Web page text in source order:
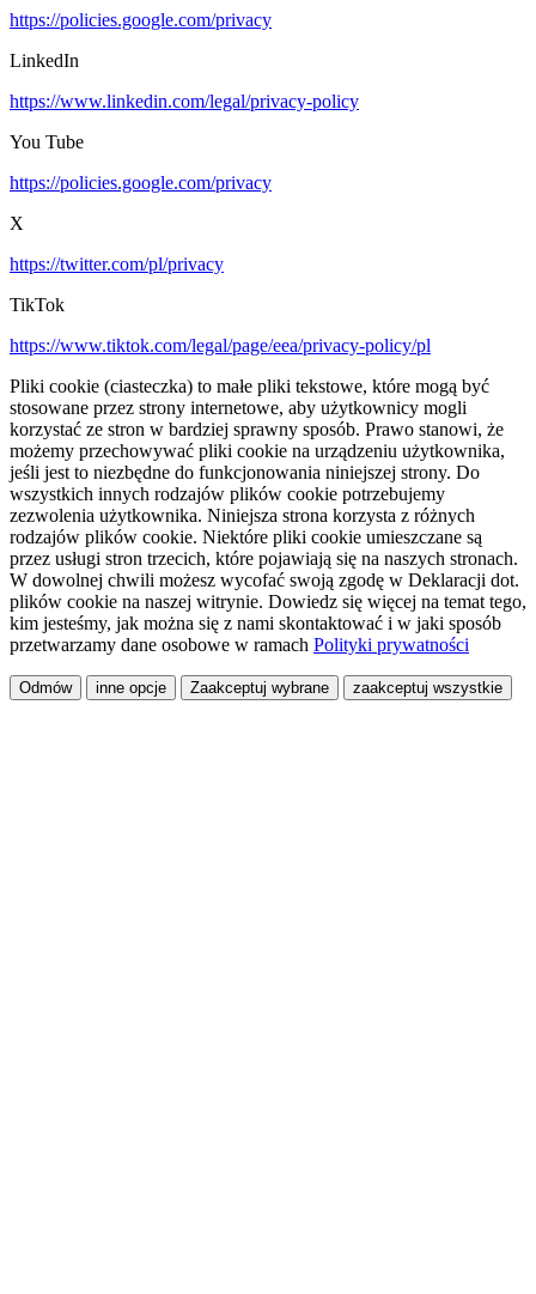
https://policies.google.com/privacy
LinkedIn
https://www.linkedin.com/legal/privacy-policy
You Tube
https://policies.google.com/privacy
X
https://twitter.com/pl/privacy
TikTok
https://www.tiktok.com/legal/page/eea/privacy-policy/pl
Pliki cookie (ciasteczka) to małe pliki tekstowe, które mogą być
stosowane przez strony internetowe, aby użytkownicy mogli
korzystać ze stron w bardziej sprawny sposób. Prawo stanowi, że
możemy przechowywać pliki cookie na urządzeniu użytkownika,
jeśli jest to niezbędne do funkcjonowania niniejszej strony. Do
wszystkich innych rodzajów plików cookie potrzebujemy
zezwolenia użytkownika. Niniejsza strona korzysta z różnych
rodzajów plików cookie. Niektóre pliki cookie umieszczane są
przez usługi stron trzecich, które pojawiają się na naszych stronach.
W dowolnej chwili możesz wycofać swoją zgodę w Deklaracji dot.
plików cookie na naszej witrynie. Dowiedz się więcej na temat tego,
kim jesteśmy, jak można się z nami skontaktować i w jaki sposób
przetwarzamy dane osobowe w ramach Polityki prywatności
Odmów inne opcje Zaakceptuj wybrane zaakceptuj wszystkie